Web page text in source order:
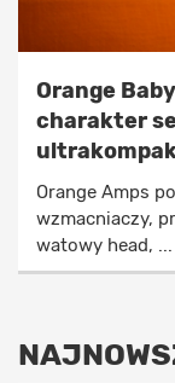
Orange
charakter
Orange Amps
wzmacniaczy,
watowy head, ...